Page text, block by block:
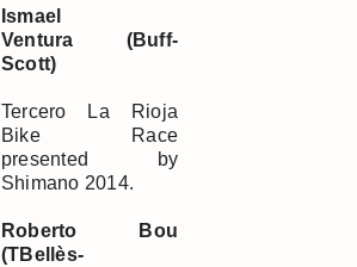
Ismael
Ventura (Buff-
Scott)
Tercero La Rioja
Bike Race
presented by
Shimano 2014.
Roberto Bou
(TBellès-